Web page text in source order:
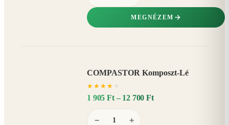
MEGNÉZEM
COMPASTOR Komposzt-Lé
★ ★ ★ ★
1 905 Ft – 12 700 Ft
− +